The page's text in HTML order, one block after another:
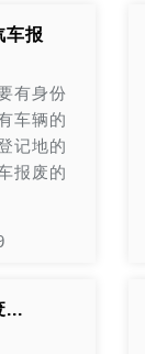
车报
有身份
车辆的
记地的
报废的
...